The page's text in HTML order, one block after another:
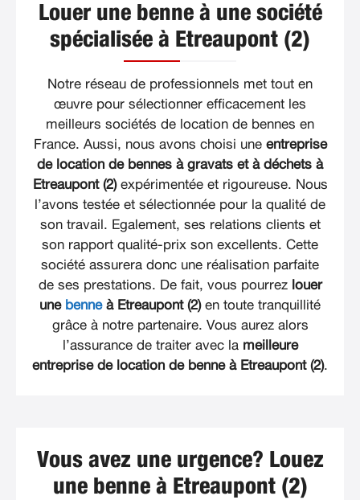
Louer une benne à une société
spécialisée à Etreaupont (2)
Notre réseau de professionnels met tout en
œuvre pour sélectionner efficacement les
meilleurs sociétés de location de bennes en
France. Aussi, nous avons choisi une entreprise
de location de bennes à gravats et à déchets à
Etreaupont (2)expérimentée et rigoureuse. Nous
l’avons testée et sélectionnée pour la qualité de
son travail. Egalement, ses relations clients et
son rapport qualité-prix son excellents. Cette
société assurera donc une réalisation parfaite
de ses prestations. De fait, vous pourrez louer
une benneà Etreaupont (2)en toute tranquillité
grâce à notre partenaire. Vous aurez alors
l’assurance de traiter avec la meilleure
entreprise de location de benne à Etreaupont (2).
Vous avez une urgence? Louez
une benne à Etreaupont (2)